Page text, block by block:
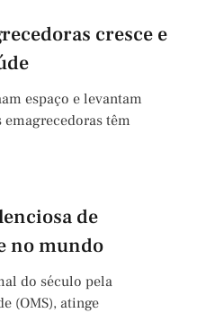
cresce e
espaço e levantam
emagrecedoras têm
de
no mundo
do século pela
(OMS), atinge